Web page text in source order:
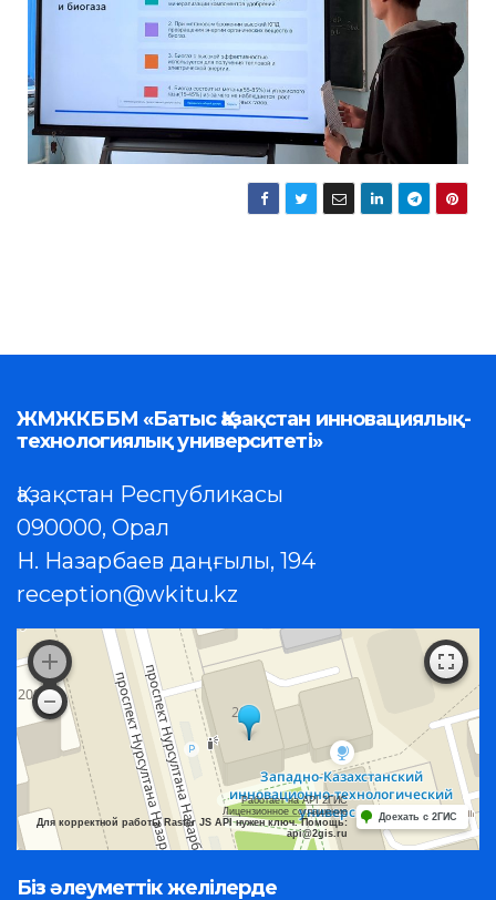
ЖМЖКББМ «Батыс Қазақстан инновациялық-
технологиялық университеті»
Қазақстан Республикасы
090000, Орал
Н. Назарбаев даңғылы, 194
reception@wkitu.kz
Работает на API 2ГИС
Лицензионное соглашение
Для корректной работы Raster JS API нужен ключ. Помощь:
api@2gis.ru
Доехать с 2ГИС
Біз әлеуметтік желілерде